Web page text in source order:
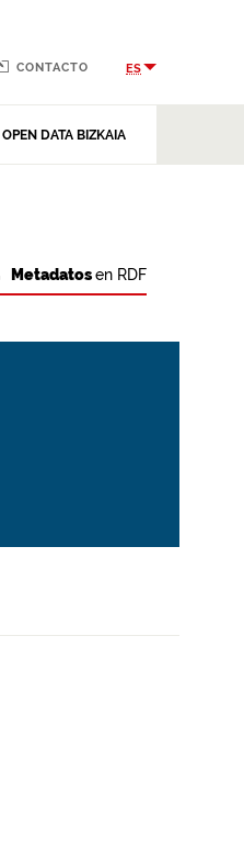
OPEN DATA BIZKAIA
CONTACTO ES
Metadatosen RDF